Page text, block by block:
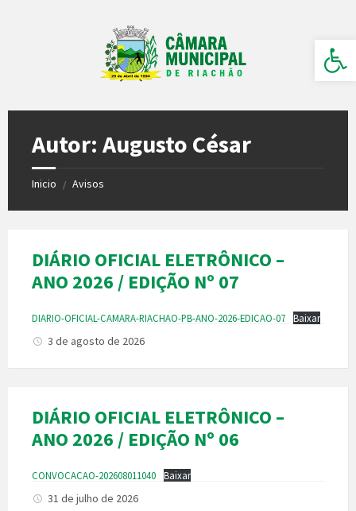
Barra de Ferramentas Aberta
Autor: Augusto César
Inicio / Avisos
DIÁRIO OFICIAL ELETRÔNICO –
ANO 2026 / EDIÇÃO Nº 07
DIARIO-OFICIAL-CAMARA-RIACHAO-PB-ANO-2026-EDICAO-07 Baixar
3 de agosto de 2026
DIÁRIO OFICIAL ELETRÔNICO –
ANO 2026 / EDIÇÃO Nº 06
CONVOCACAO-202608011040 Baixar
31 de julho de 2026